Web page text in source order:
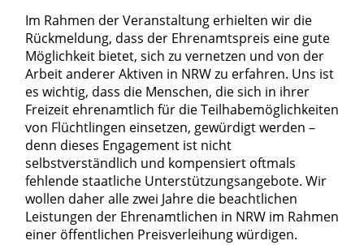
Im Rahmen der Veranstaltung erhielten wir die
Rückmeldung, dass der Ehrenamtspreis eine gute
Möglichkeit bietet, sich zu vernetzen und von der
Arbeit anderer Aktiven in NRW zu erfahren. Uns ist
es wichtig, dass die Menschen, die sich in ihrer
Freizeit ehrenamtlich für die Teilhabemöglichkeiten
von Flüchtlingen einsetzen, gewürdigt werden –
denn dieses Engagement ist nicht
selbstverständlich und kompensiert oftmals
fehlende staatliche Unterstützungsangebote. Wir
wollen daher alle zwei Jahre die beachtlichen
Leistungen der Ehrenamtlichen in NRW im Rahmen
einer öffentlichen Preisverleihung würdigen.